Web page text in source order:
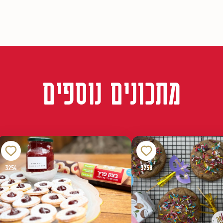
מתכונים נוספים
3258
3254